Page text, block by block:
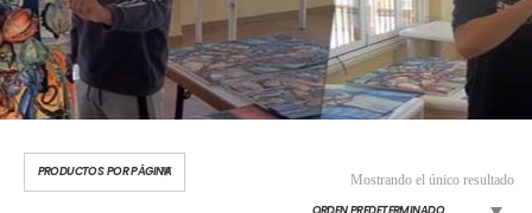
Mostrando el único resultado